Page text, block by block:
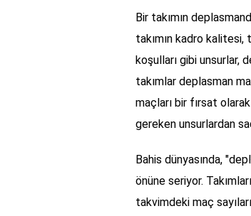
Bir takımın
takımın kadro
koşulları gibi unsurlar,
takımlar deplasman
maçları bir fırsat
gereken unsurlardan
Bahis dünyasında,
önüne seriyor.
takvimdeki maç